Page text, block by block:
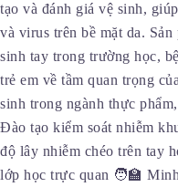
tạo và đánh giá vệ sinh,
và virus trên bề mặt da.
sinh tay trong trường học,
trẻ em về tầm quan trọng
sinh trong ngành thực
Đào tạo kiểm soát nhiễm
độ lây nhiễm chéo trên tay
lớp học trực quan 🧑‍🏫